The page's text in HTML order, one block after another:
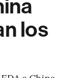
los